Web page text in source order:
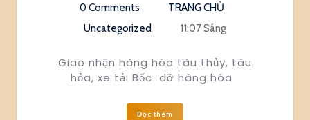
0 Comments
TRANG CHỦ
Uncategorized
11:07 Sáng
Giao nhận hàng hóa tàu thủy, tàu
hỏa, xe tải Bốc dỡ hàng hóa
Đọc thêm